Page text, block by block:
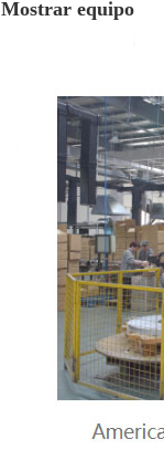
Mostrar equipo